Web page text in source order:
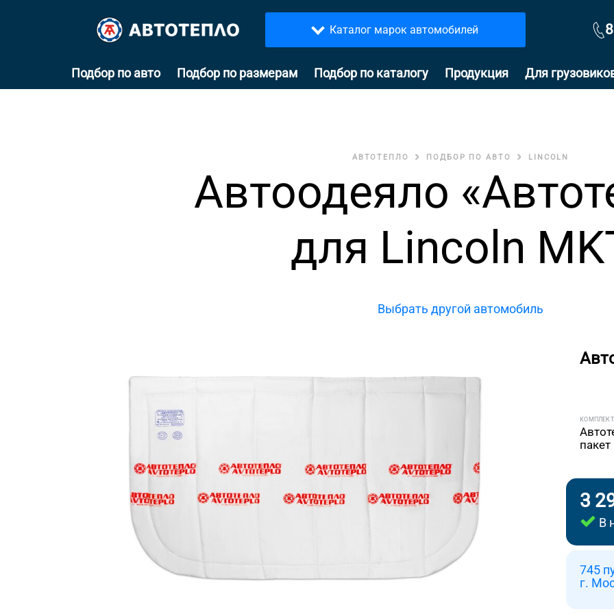
Каталог марок автомобилей
Подбор по авто Подбор по размерам Подбор по каталогу Продукция Для
АВТОТЕПЛО ПОДБОР ПО АВТО LINCOLN
Автоодеяло
для Lincoln
Выбрать другой автомобиль
пакет
3
В
745
г.